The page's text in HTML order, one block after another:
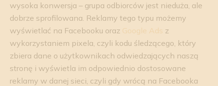
wysoka konwersja – grupa odbiorców jest nieduża, ale
dobrze sprofilowana. Reklamy tego typu możemy
wyświetlać na Facebooku oraz Google Ads z
wykorzystaniem pixela, czyli kodu śledzącego, który
zbiera dane o użytkownikach odwiedzających naszą
stronę i wyświetla im odpowiednio dostosowane
reklamy w danej sieci, czyli gdy wrócą na Facebooka